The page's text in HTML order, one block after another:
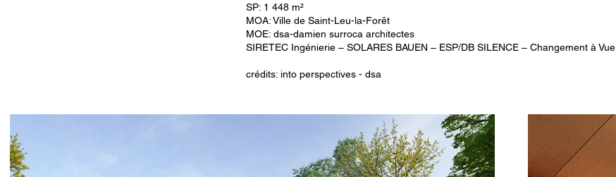
SP: 1 448 m²
MOA: Ville de Saint-Leu-la-Forêt
MOE: dsa-damien surroca architectes
SIRETEC Ingénierie – SOLARES BAUEN – ESP/DB SILENCE – Changement à Vue
crédits: into perspectives - dsa